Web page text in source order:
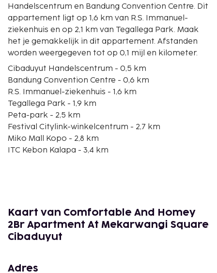
Handelscentrum en Bandung Convention Centre. Dit
appartement ligt op 1,6 km van R.S. Immanuel-
ziekenhuis en op 2,1 km van Tegallega Park. Maak
het je gemakkelijk in dit appartement. Afstanden
worden weergegeven tot op 0,1 mijl en kilometer.
Cibaduyut Handelscentrum - 0,5 km
Bandung Convention Centre - 0,6 km
R.S. Immanuel-ziekenhuis - 1,6 km
Tegallega Park - 1,9 km
Peta-park - 2,5 km
Festival Citylink-winkelcentrum - 2,7 km
Miko Mall Kopo - 2,8 km
ITC Kebon Kalapa - 3,4 km
Grote Moskee - 3,9 km
Parahyangan winkelcentrum - 3,9 km
Stadsplein van Bandung - 4 km
Bandung Indah Golf & Country Club - 4 km
is Bandung (BDO-Husein Sastranegara Intl.) - 7,5 km
Kaart van Comfortable And Homey
2Br Apartment At Mekarwangi Square
Cibaduyut
Adres